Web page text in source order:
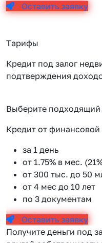
Оставить заявку
Тарифы
Кредит под залог
подтверждения
Выберите подходящий
Кредит от финансовой
за 1 день
от 1.75% в мес.
от 300 тыс. до 50
от 4 мес до 10 лет
по 3 документам
Оставить заявку
Получите деньги под